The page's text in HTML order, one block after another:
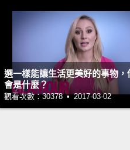
It's
of
他們
選一樣能讓生活更美好的事物，
會是什麼？
觀看次數：30378 • 2017-03-02